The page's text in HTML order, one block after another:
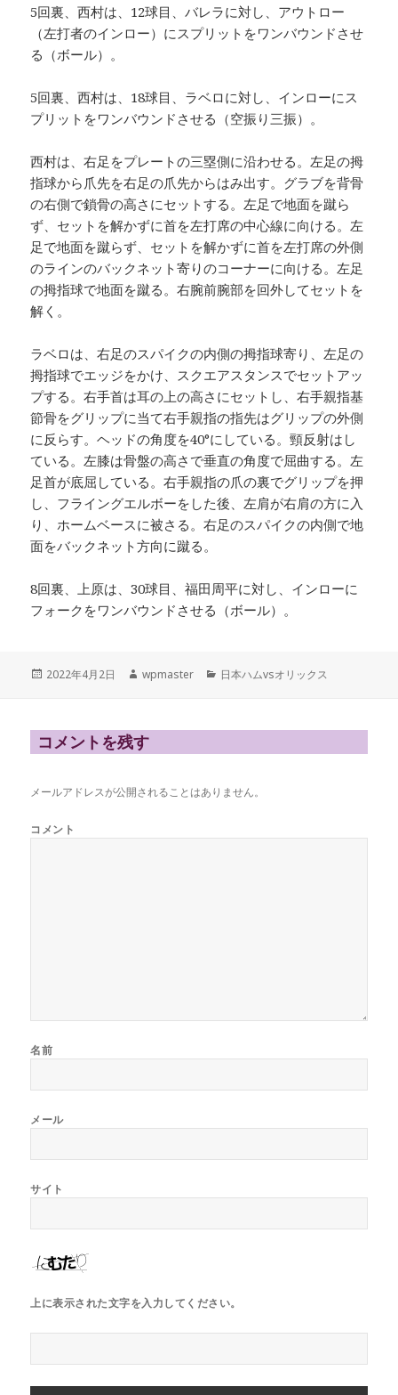
5回裏、西村は、12球目、バレラに対し、アウトロー
（左打者のインロー）にスプリットをワンバウンドさせ
る（ボール）。
5回裏、西村は、18球目、ラベロに対し、インローにス
プリットをワンバウンドさせる（空振り三振）。
西村は、右足をプレートの三塁側に沿わせる。左足の拇
指球から爪先を右足の爪先からはみ出す。グラブを背骨
の右側で鎖骨の高さにセットする。左足で地面を蹴ら
ず、セットを解かずに首を左打席の中心線に向ける。左
足で地面を蹴らず、セットを解かずに首を左打席の外側
のラインのバックネット寄りのコーナーに向ける。左足
の拇指球で地面を蹴る。右腕前腕部を回外してセットを
解く。
ラベロは、右足のスパイクの内側の拇指球寄り、左足の
拇指球でエッジをかけ、スクエアスタンスでセットアッ
プする。右手首は耳の上の高さにセットし、右手親指基
節骨をグリップに当て右手親指の指先はグリップの外側
に反らす。ヘッドの角度を40°にしている。頸反射はし
ている。左膝は骨盤の高さで垂直の角度で屈曲する。左
足首が底屈している。右手親指の爪の裏でグリップを押
し、フライングエルボーをした後、左肩が右肩の方に入
り、ホームベースに被さる。右足のスパイクの内側で地
面をバックネット方向に蹴る。
8回裏、上原は、30球目、福田周平に対し、インローに
フォークをワンバウンドさせる（ボール）。
投
2022年4月2日
作
wpmaster
カ
日本ハムvsオリックス
コメントを残す
メールアドレスが公開されることはありません。
コメント
名前
メール
サイト
上に表示された文字を入力してください。